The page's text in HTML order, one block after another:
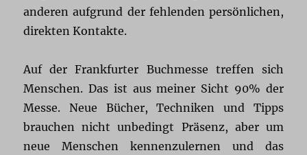
anderen aufgrund der fehlenden persönlichen,
direkten Kontakte.
Auf der Frankfurter Buchmesse treffen sich
Menschen. Das ist aus meiner Sicht 90% der
Messe. Neue Bücher, Techniken und Tipps
brauchen nicht unbedingt Präsenz, aber um
neue Menschen kennenzulernen und das